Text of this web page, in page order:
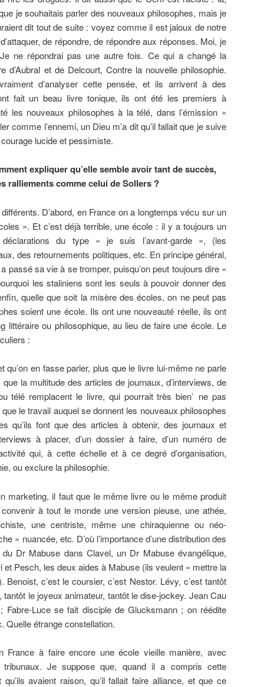
je souhaitais parler des nouveaux philosophes, mais je
dit tout de suite : voyez comme il est jaloux de notre
de répondre, de répondre aux réponses. Moi, je
ne répondrai pas une autre fois. Ce qui a changé la
d’Aubral et de Delcourt, Contre la nouvelle philosophie.
d’analyser cette pensée, et ils arrivent à des
fait un beau livre tonique, ils ont été les premiers à
les nouveaux philosophes à la télé, dans l’émission «
comme l’ennemi, un Dieu m’a dit qu’il fallait que je suive
lucide et pessimiste.
expliquer qu’elle semble avoir tant de succès,
ralliements comme celui de Sollers ?
D’abord, en France on a longtemps vécu sur un
». Et c’est déjà terrible, une école : il y a toujours un
du type « je suis l’avant-garde », (les
des retournements politiques, etc. En principe général,
passé sa vie à se tromper, puisqu’on peut toujours dire «
les staliniens sont les seuls à pouvoir donner des
quelle que soit la misère des écoles, on ne peut pas
soient une école. Ils ont une nouveauté réelle, ils ont
littéraire ou philosophique, au lieu de faire une école. Le
:
qu’on en fasse parler, plus que le livre lui-même ne parle
la multitude des articles de journaux, d’interviews, de
télé remplacent le livre, qui pourrait très bien` ne pas
le travail auquel se donnent les nouveaux philosophes
qu’ils font que des articles à obtenir, des journaux et
à placer, d’un dossier à faire, d’un numéro de
qui, à cette échelle et à ce degré d’organisation,
ou exclure la philosophie.
marketing, il faut que le même livre ou le même produit
à tout le monde une version pieuse, une athée,
une centriste, même une chiraquienne ou néo-
» nuancée, etc. D’où l’importance d’une distribution des
Dr Mabuse dans Clavel, un Dr Mabuse évangélique,
et Pesch, les deux aides à Mabuse (ils veulent « mettre la
c’est le coursier, c’est Nestor. Lévy, c’est tantôt
tantôt le joyeux animateur, tantôt le dise-jockey. Jean Cau
Fabre-Luce se fait disciple de Glucksmann ; on réédite
Quelle étrange constellation.
France à faire encore une école vieille manière, avec
tribunaux. Je suppose que, quand il a compris cette
avaient raison, qu’il fallait faire alliance, et que ce